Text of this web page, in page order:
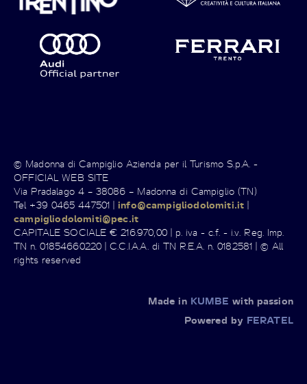
© Madonna di Campiglio Azienda per il Turismo S.p.A. -
OFFICIAL WEB SITE
Via Pradalago 4 – 38086 – Madonna di Campiglio (TN)
Tel +39 0465 447501 |info@campigliodolomiti.it |
campigliodolomiti@pec.it
CAPITALE SOCIALE € 216.970,00 | p. iva - c.f. - i.v. Reg. Imp.
TN n. 01854660220 | C.C.I.A.A. di TN R.E.A. n. 0182581 | © All
rights reserved
Made in KUMBE with passion
Powered by FERATEL